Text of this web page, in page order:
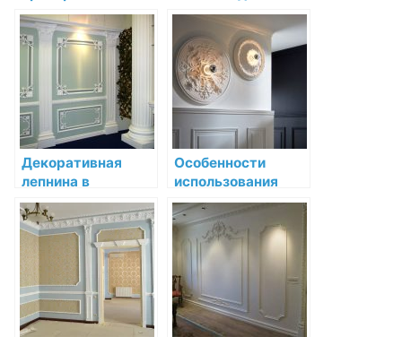
декоративную
лепнину для
сохранения её
внешнего вида
создания
акцентных точек
Декоративная
лепнина в
современном
стиле: идеи и
вдохновение
Особенности
использования
декоративной
лепнины в
интерьерах
неоклассицизма